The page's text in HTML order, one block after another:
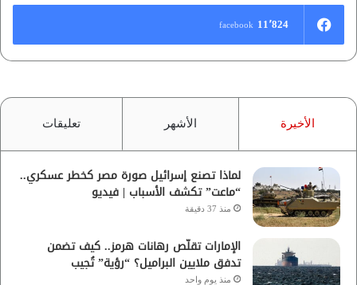
11٬824 facebook
الأخيرة الأشهر تعليقات
لماذا تصنع إسرائيل صورة مصر كخطر عسكري..
“ماعت” تكشف الأسباب | فيديو
منذ 37 دقيقة
الإمارات تقلّص رهانات هرمز.. كيف تضمن
تدفق ملايين البراميل؟ “رؤية” تُجيب
منذ يوم واحد